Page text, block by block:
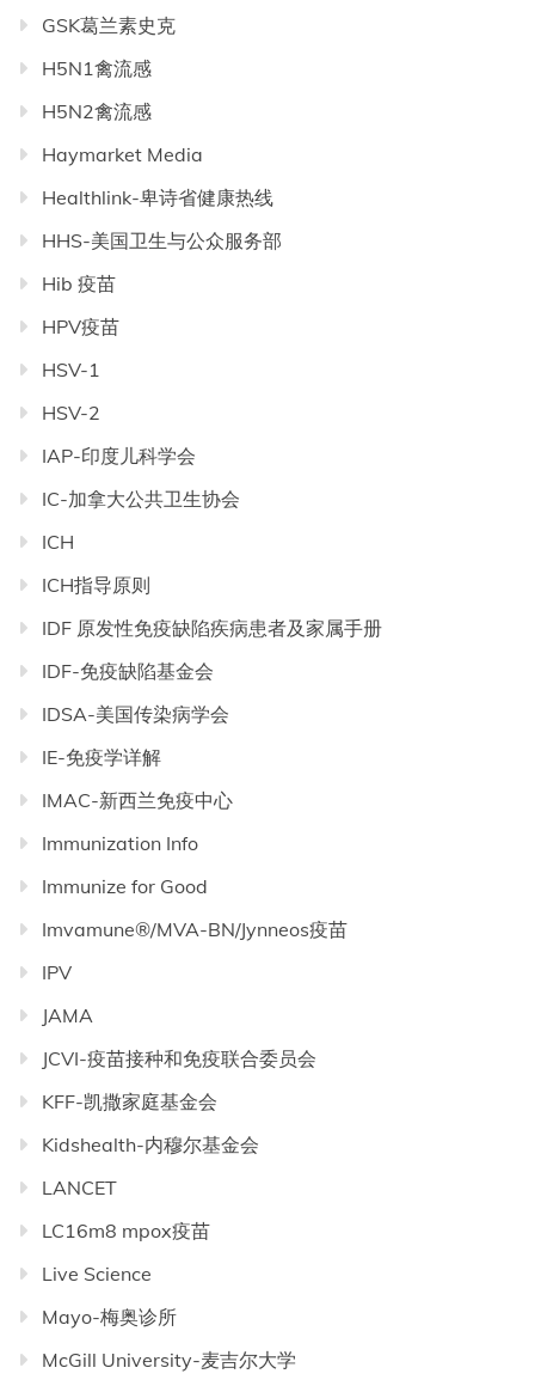
GSK葛兰素史克
H5N1禽流感
H5N2禽流感
Haymarket Media
Healthlink-卑诗省健康热线
HHS-美国卫生与公众服务部
Hib 疫苗
HPV疫苗
HSV-1
HSV-2
IAP-印度儿科学会
IC-加拿大公共卫生协会
ICH
ICH指导原则
IDF 原发性免疫缺陷疾病患者及家属手册
IDF-免疫缺陷基金会
IDSA-美国传染病学会
IE-免疫学详解
IMAC-新西兰免疫中心
Immunization Info
Immunize for Good
Imvamune®/MVA-BN/Jynneos疫苗
IPV
JAMA
JCVI-疫苗接种和免疫联合委员会
KFF-凯撒家庭基金会
Kidshealth-内穆尔基金会
LANCET
LC16m8 mpox疫苗
Live Science
Mayo-梅奥诊所
McGill University-麦吉尔大学